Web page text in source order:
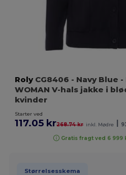
RolyCG8406 - Navy Blue -
WOMAN V-hals jakke i
kvinder
Starter ved
117.05 kr268.74 kr inkl. Mødre
Gratis fragt ved 6
Størrelsesskema